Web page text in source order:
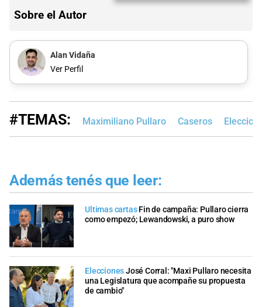
Sobre el Autor
Alan Vidaña
Ver Perfil
#TEMAS: Maximiliano Pullaro Caseros
Además tenés que leer:
Ultimas cartas Fin de campaña: Pullaro cierra
como empezó; Lewandowski, a puro show
EleccionesJosé Corral: "Maxi Pullaro necesita
una Legislatura que acompañe su propuesta
de cambio"